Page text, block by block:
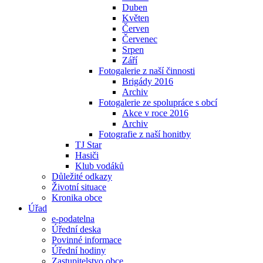
Duben
Květen
Červen
Červenec
Srpen
Září
Fotogalerie z naší činnosti
Brigády 2016
Archiv
Fotogalerie ze spolupráce s obcí
Akce v roce 2016
Archiv
Fotografie z naší honitby
TJ Star
Hasiči
Klub vodáků
Důležité odkazy
Životní situace
Kronika obce
Úřad
e-podatelna
Úřední deska
Povinné informace
Úřední hodiny
Zastupitelstvo obce